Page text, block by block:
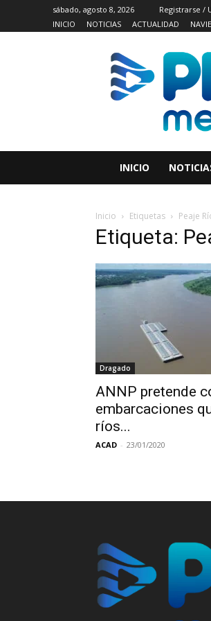
sábado, agosto 8, 2026
Registrarse /
INICIO
NOTICIAS ACTUALIDAD
INICIO
Inicio Etiquetas Peaje
Etiqueta:
Dragado
ANNP pretende
embarcaciones
ríos...
ACAD - 23/01/2020